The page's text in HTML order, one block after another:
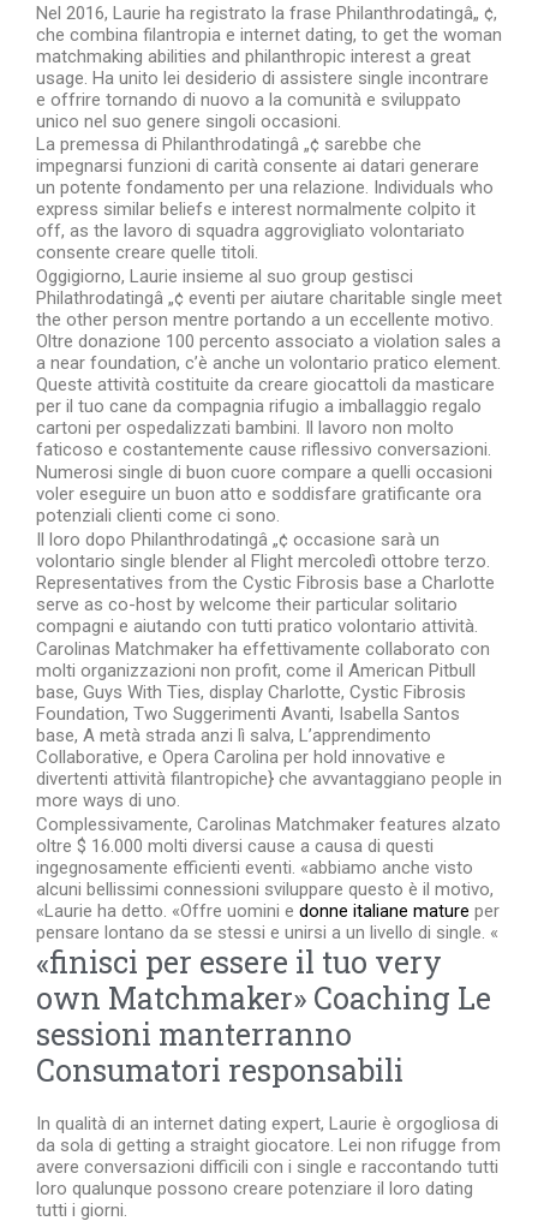
Nel 2016, Laurie ha registrato la frase Philanthrodatingâ„ ¢,
che combina filantropia e internet dating, to get the woman
matchmaking abilities and philanthropic interest a great
usage. Ha unito lei desiderio di assistere single incontrare
e offrire tornando di nuovo a la comunità e sviluppato
unico nel suo genere singoli occasioni.
La premessa di Philanthrodatingâ „¢ sarebbe che
impegnarsi funzioni di carità consente ai datari generare
un potente fondamento per una relazione. Individuals who
express similar beliefs e interest normalmente colpito it
off, as the lavoro di squadra aggrovigliato volontariato
consente creare quelle titoli.
Oggigiorno, Laurie insieme al suo group gestisci
Philathrodatingâ „¢ eventi per aiutare charitable single meet
the other person mentre portando a un eccellente motivo.
Oltre donazione 100 percento associato a violation sales a
a near foundation, c’è anche un volontario pratico element.
Queste attività costituite da creare giocattoli da masticare
per il tuo cane da compagnia rifugio a imballaggio regalo
cartoni per ospedalizzati bambini. Il lavoro non molto
faticoso e costantemente cause riflessivo conversazioni.
Numerosi single di buon cuore compare a quelli occasioni
voler eseguire un buon atto e soddisfare gratificante ora
potenziali clienti come ci sono.
Il loro dopo Philanthrodatingâ „¢ occasione sarà un
volontario single blender al Flight mercoledì ottobre terzo.
Representatives from the Cystic Fibrosis base a Charlotte
serve as co-host by welcome their particular solitario
compagni e aiutando con tutti pratico volontario attività.
Carolinas Matchmaker ha effettivamente collaborato con
molti organizzazioni non profit, come il American Pitbull
base, Guys With Ties, display Charlotte, Cystic Fibrosis
Foundation, Two Suggerimenti Avanti, Isabella Santos
base, A metà strada anzi lì salva, L’apprendimento
Collaborative, e Opera Carolina per hold innovative e
divertenti attività filantropiche} che avvantaggiano people in
more ways di uno.
Complessivamente, Carolinas Matchmaker features alzato
oltre $ 16.000 molti diversi cause a causa di questi
ingegnosamente efficienti eventi. «abbiamo anche visto
alcuni bellissimi connessioni sviluppare questo è il motivo,
«Laurie ha detto. «Offre uomini e donne italiane mature per
pensare lontano da se stessi e unirsi a un livello di single. «
«finisci per essere il tuo very
own Matchmaker» Coaching Le
sessioni manterranno
Consumatori responsabili
In qualità di an internet dating expert, Laurie è orgogliosa di
da sola di getting a straight giocatore. Lei non rifugge from
avere conversazioni difficili con i single e raccontando tutti
loro qualunque possono creare potenziare il loro dating
tutti i giorni.